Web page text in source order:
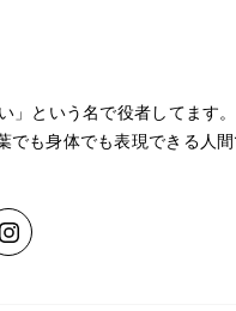
」という名で役者してます
でも身体でも表現できる人